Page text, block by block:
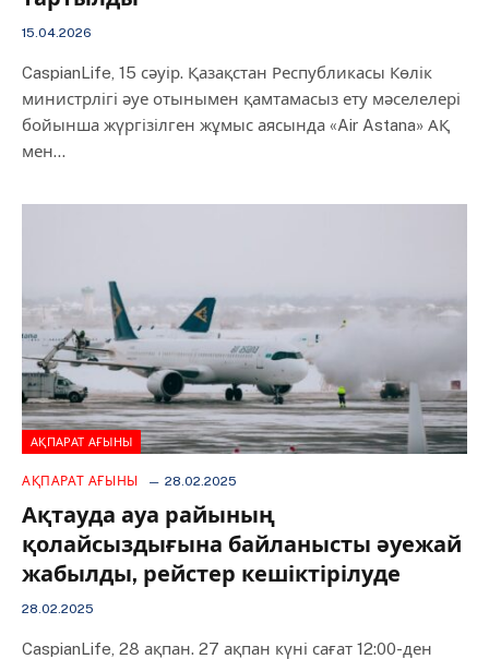
15.04.2026
CaspianLife, 15 сәуір. Қазақстан Республикасы Көлік
министрлігі әуе отынымен қамтамасыз ету мәселелері
бойынша жүргізілген жұмыс аясында «Air Astana» АҚ
мен…
АҚПАРАТ АҒЫНЫ
АҚПАРАТ АҒЫНЫ 28.02.2025
Ақтауда ауа райының
қолайсыздығына байланысты әуежай
жабылды, рейстер кешіктірілуде
28.02.2025
CaspianLife, 28 ақпан. 27 ақпан күні сағат 12:00-ден